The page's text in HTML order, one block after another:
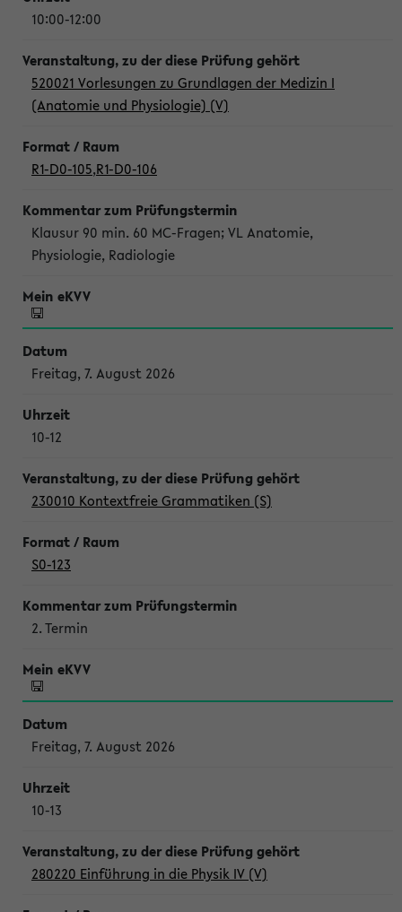
10:00-12:00
520021 Vorlesungen zu Grundlagen der Medizin I
(Anatomie und Physiologie) (V)
R1-D0-105,R1-D0-106
Klausur 90 min. 60 MC-Fragen; VL Anatomie,
Physiologie, Radiologie
Freitag, 7. August 2026
10-12
230010 Kontextfreie Grammatiken (S)
S0-123
2. Termin
Freitag, 7. August 2026
10-13
280220 Einführung in die Physik IV (V)